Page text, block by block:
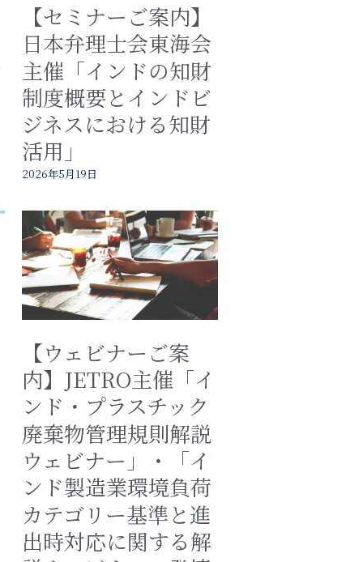
【セミナーご案内】
日本弁理士会東海会
主催「インドの知財
制度概要とインドビ
ジネスにおける知財
活用」
2026年5月19日
【ウェビナーご案
内】JETRO主催「イ
ンド・プラスチック
廃棄物管理規則解説
ウェビナー」・「イ
ンド製造業環境負荷
カテゴリー基準と進
出時対応に関する解